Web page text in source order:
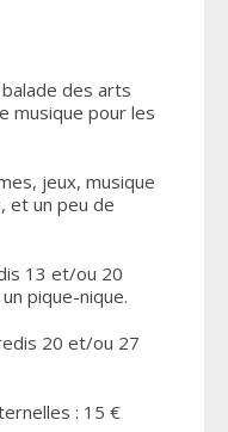
des arts
musique pour les
jeux, musique
et un peu de
13 et/ou 20
pique-nique.
20 et/ou 27
: 15 €